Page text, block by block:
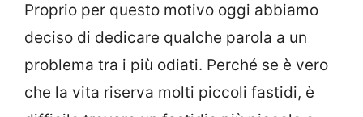
Proprio per questo motivo oggi abbiamo
deciso di dedicare qualche parola a un
problema tra i più odiati. Perché se è vero
che la vita riserva molti piccoli fastidi, è